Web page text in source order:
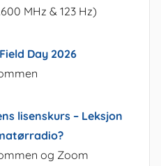
MHz & 123 Hz)
Day 2026
lisenskurs – Leksjon
og Zoom